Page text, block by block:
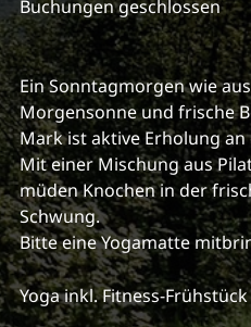
Buchungen geschlossen
Ein Sonntagmorgen wie
Morgensonne und frische
Mark ist aktive Erholung
Mit einer Mischung aus
müden Knochen in der
Schwung.
Bitte eine Yogamatte
Yoga inkl. Fitness-